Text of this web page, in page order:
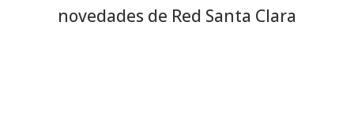
novedades de Red Santa Clara